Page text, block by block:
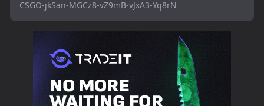
CSGO-jkSan-MGCz8-vZ9mB-vJxA3-Yq8rN